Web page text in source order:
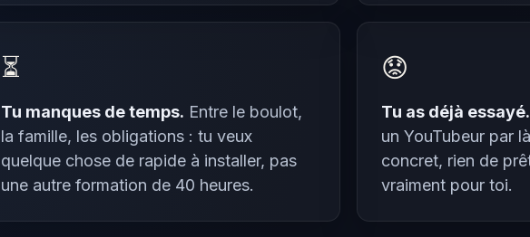
⏳
Tu manques de temps. Entre le boulot,
la famille, les obligations : tu veux
quelque chose de rapide à installer, pas
une autre formation de 40 heures.
😟
Tu as déjà essayé.
un YouTubeur par
concret, rien de
vraiment pour toi.